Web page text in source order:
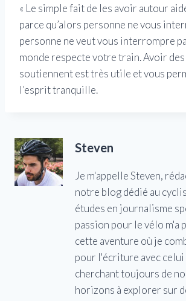
« Le simple fait de les avoir autour
parce qu’alors personne ne vous
personne ne veut vous interrompre
monde respecte votre train. Avoir
soutiennent est très utile et vous
l’esprit tranquille.
Steven
Je m'appelle Steven,
notre blog dédié au
études en journalisme
passion pour le vélo m'a
cette aventure où je
pour l'écriture avec celui
cherchant toujours de
horizons à explorer sur